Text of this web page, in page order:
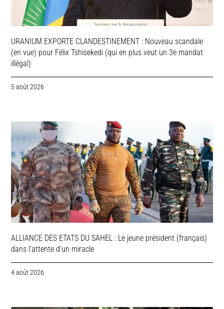
URANIUM EXPORTE CLANDESTINEMENT : Nouveau scandale
(en vue) pour Félix Tshisekedi (qui en plus veut un 3e mandat
illégal)
5 août 2026
ALLIANCE DES ETATS DU SAHEL : Le jeune président (français)
dans l’attente d’un miracle
4 août 2026